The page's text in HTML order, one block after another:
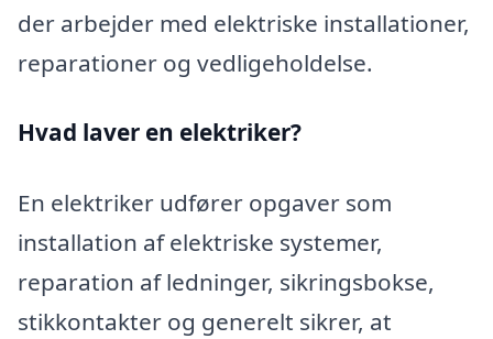
der arbejder med elektriske installationer,
reparationer og vedligeholdelse.
Hvad laver en elektriker?
En elektriker udfører opgaver som
installation af elektriske systemer,
reparation af ledninger, sikringsbokse,
stikkontakter og generelt sikrer, at